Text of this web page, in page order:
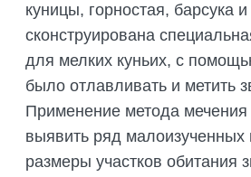
куницы, горностая, барсука
сконструирована
для мелких куньих, с
было отлавливать и метить
Применение метода
выявить ряд малоизученных
размеры участков обитания